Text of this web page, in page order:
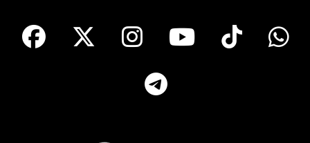
facebook Instagram
Youtube
Tik